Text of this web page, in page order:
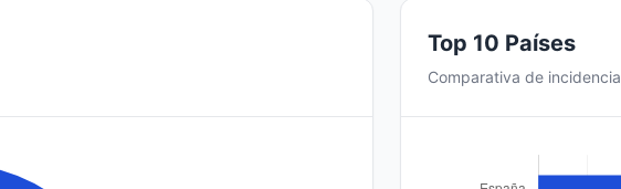
Top 10 Países
Comparativa de incidencia